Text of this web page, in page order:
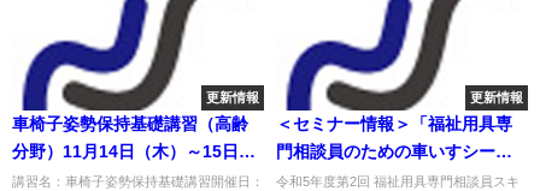
更新情報
車椅子姿勢保持基礎講習（高齢
分野）11月14日（木）～15日
（金）開催
講習名：車椅子姿勢保持基礎講習開催日：
更新情報
＜セミナー情報＞「福祉用具専
門相談員のための車いすシーテ
ィングの選定・適合」福祉用具
令和5年度第2回 福祉用具専門相談員スキ